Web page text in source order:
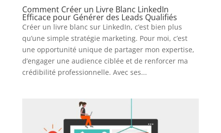
Comment Créer un Livre Blanc LinkedIn
Efficace pour Générer des Leads Qualifiés
Créer un livre blanc sur LinkedIn, c’est bien plus
qu’une simple stratégie marketing. Pour moi, c’est
une opportunité unique de partager mon expertise,
d’engager une audience ciblée et de renforcer ma
crédibilité professionnelle. Avec ses...